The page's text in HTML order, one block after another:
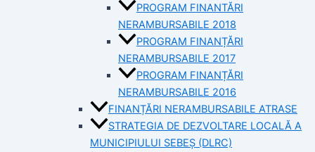
PROGRAM FINANTĂRI
NERAMBURSABILE 2018
PROGRAM FINANȚĂRI
NERAMBURSABILE 2017
PROGRAM FINANȚĂRI
NERAMBURSABILE 2016
FINANȚĂRI NERAMBURSABILE ATRASE
STRATEGIA DE DEZVOLTARE LOCALĂ A
MUNICIPIULUI SEBEȘ (DLRC)